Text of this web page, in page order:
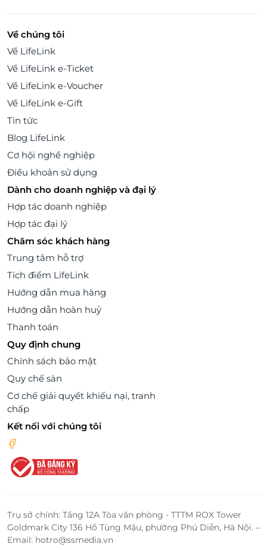
Về chúng tôi
Về LifeLink
Về LifeLink e-Ticket
Về LifeLink e-Voucher
Về LifeLink e-Gift
Tin tức
Blog LifeLink
Cơ hội nghề nghiệp
Điều khoản sử dụng
Dành cho doanh nghiệp và đại lý
Hợp tác doanh nghiệp
Hợp tác đại lý
Chăm sóc khách hàng
Trung tâm hỗ trợ
Tích điểm LifeLink
Hướng dẫn mua hàng
Hướng dẫn hoàn huỷ
Thanh toán
Quy định chung
Chính sách bảo mật
Quy chế sàn
Cơ chế giải quyết khiếu nại, tranh
chấp
Kết nối với chúng tôi
Trụ sở chính: Tầng 12A Tòa văn phòng - TTTM ROX Tower
Goldmark City 136 Hồ Tùng Mậu, phường Phú Diễn, Hà Nội. –
Email: hotro@ssmedia.vn